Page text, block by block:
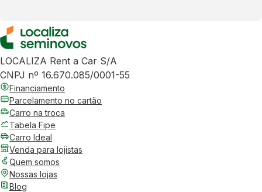
LOCALIZA Rent a Car S/A
CNPJ nº 16.670.085/0001-55
Financiamento
Parcelamento no cartão
Carro na troca
Tabela Fipe
Carro Ideal
Venda para lojistas
Quem somos
Nossas lojas
Blog